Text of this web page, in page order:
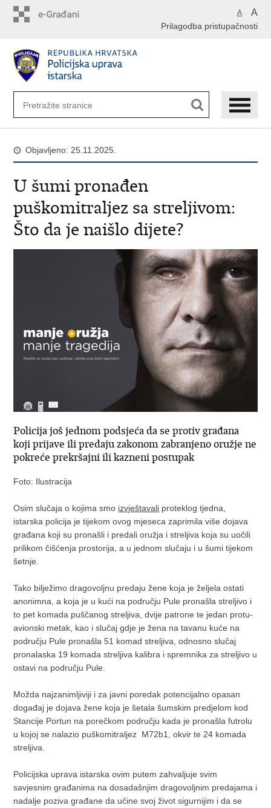
A A
Prilagodba pristupačnosti
Objavljeno: 25.11.2025.
U šumi pronađen
puškomitraljez sa streljivom:
Što da je naišlo dijete?
Policija još jednom podsjeća da se protiv građana
koji prijave ili predaju zakonom zabranjeno oružje ne
pokreće prekršajni ili kazneni postupak
Foto: Ilustracija
Osim slučaja o kojima smo izvještavali proteklog tjedna,
istarska policija je tijekom ovog mjeseca zaprimila više dojava
građana koji su pronašli i predali oružja i streljiva koja su uočili
prilikom čišćenja prostorija, a u jednom slučaju i u šumi tijekom
šetnje.
Tako bilježimo dragovoljnu predaju žene koja je željela ostati
anonimna, a koja je u kući na području Pule pronašla streljivo i
to pet komada puščanog streljiva, dvije patrone te jedan protu-
avionski metak, kao i slučaj gdje je žena na tavanu kuće na
području Pule pronašla 51 komad streljiva, odnosno slučaj
pronalaska 19 komada streljiva kalibra i spremnika za streljivo u
ostavi na području Pule.
Možda najzanimljiviji i za javni poredak potencijalno opasan
događaj je dojava žene koja je šetala šumskim predjelom kod
Stancije Portun na porečkom području kada je pronašla futrolu
u kojoj se nalazio puškomitraljez M72b1, okvir te 24 komada
streljiva.
Policijska uprava istarska ovim putem zahvaljuje svim
savjesnim građanima na dosadašnjim dragovoljnim predajama i
nadalje poziva građane da učine svoj život sigurnijim i da se